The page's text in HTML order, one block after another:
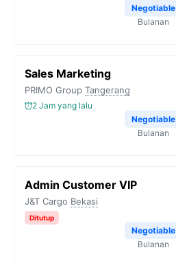
Negotiable
Bulanan
Sales Marketing
PRIMO Group Tangerang
2 Jam yang lalu
Negotiable
Bulanan
Admin Customer VIP
J&T Cargo Bekasi
Ditutup
Negotiable
Bulanan